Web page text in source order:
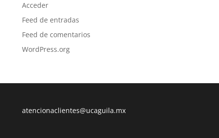
Acceder
Feed de entradas
Feed de comentarios
WordPress.org
atencionaclientes@ucaguila.mx